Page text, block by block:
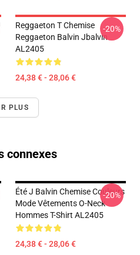
Reggaeton T Chemise
Reggaeton Balvin Jbalvin
AL2405
24,38 € - 28,06 €
-20%
PLUS
connexes
Été J Balvin Chemise Couleurs
Mode Vêtements O-Neck
Hommes T-Shirt AL2405
24,38 € - 28,06 €
-20%